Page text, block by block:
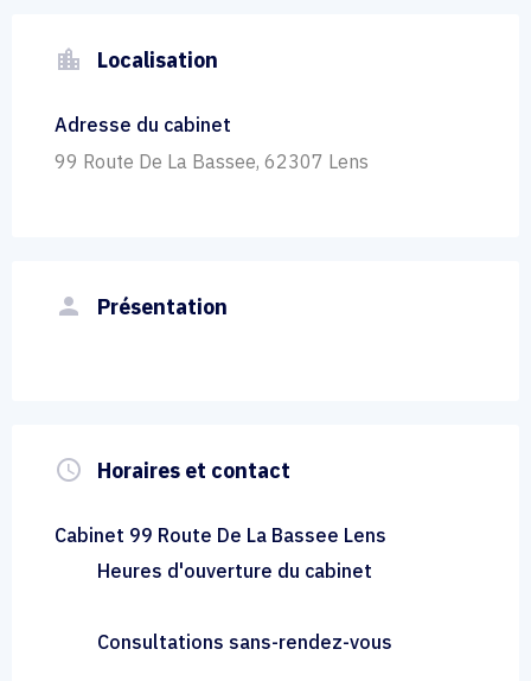
location_city Localisation
Adresse du cabinet
99 Route De La Bassee, 62307 Lens
person Présentation
query_builder Horaires et contact
Cabinet 99 Route De La Bassee Lens
Heures d'ouverture du cabinet
Consultations sans-rendez-vous